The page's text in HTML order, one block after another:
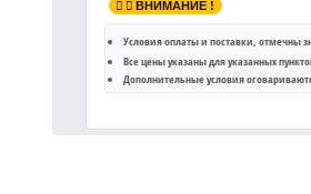
ВНИМАНИЕ !
Условия оплаты и поставки , отмечны
Все цены указаны дляуказанных
Дополнительные условия